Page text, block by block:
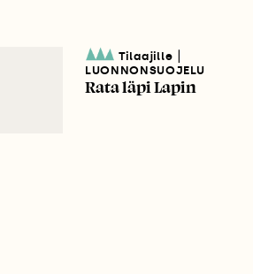
Tilaajille
LUONNONSUOJELU
Rata läpi Lapin